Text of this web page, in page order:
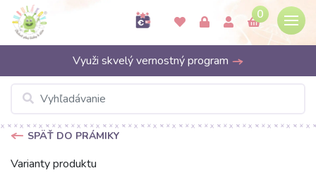
0
Využi skvelý vernostný program
SPÄŤ DO PRÁMIKY
Varianty produktu